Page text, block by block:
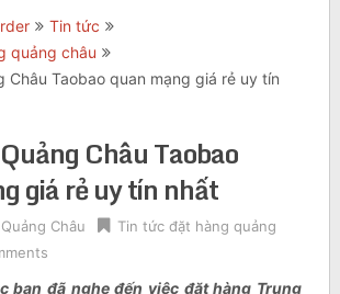
Tin tức
quảng châu
Châu Taobao quan mạng giá rẻ uy tín
Châu Taobao
giá rẻ uy tín nhất
Châu
Tin tức đặt hàng quảng
bạn đã nghe đến việc đặt hàng Trung